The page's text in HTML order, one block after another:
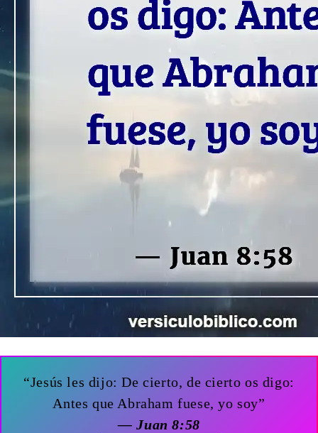
“Jesús les dijo: De cierto, de cierto os digo:
Antes que Abraham fuese, yo soy”
— Juan 8:58